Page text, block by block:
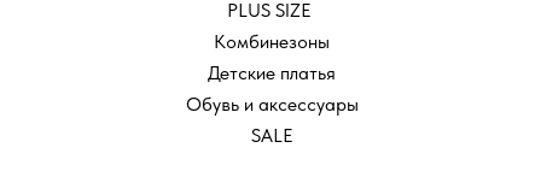
PLUS SIZE
Детские платья
Обувь и аксессуары
Комбинезоны
SALE